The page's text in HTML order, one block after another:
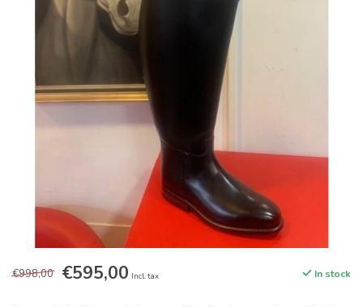
€998,00 €595,00 Incl. tax In stock